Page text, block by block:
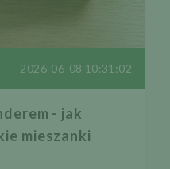
2026-06-08 10:31:02
- jak
mieszanki